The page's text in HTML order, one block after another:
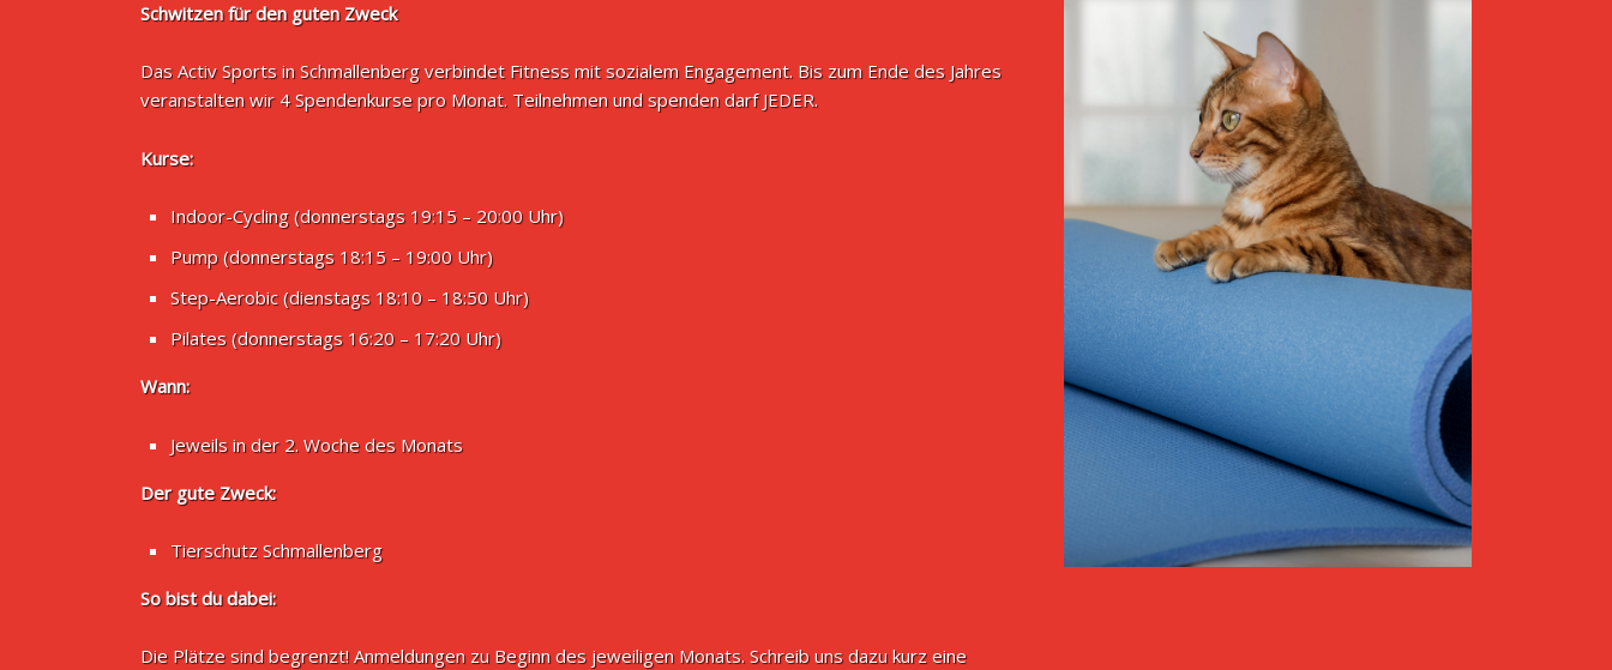
Schwitzen für den guten Zweck
Das Activ Sports in Schmallenberg verbindet Fitness mit sozialem Engagement. Bis zum Ende des Jahres
veranstalten wir 4 Spendenkurse pro Monat. Teilnehmen und spenden darf JEDER.
Kurse:
Indoor-Cycling (donnerstags 19:15 – 20:00 Uhr)
Pump (donnerstags 18:15 – 19:00 Uhr)
Step-Aerobic (dienstags 18:10 – 18:50 Uhr)
Pilates (donnerstags 16:20 – 17:20 Uhr)
Wann:
Jeweils in der 2. Woche des Monats
Der gute Zweck:
Tierschutz Schmallenberg
So bist du dabei:
Die Plätze sind begrenzt! Anmeldungen zu Beginn des jeweiligen Monats. Schreib uns dazu kurz eine